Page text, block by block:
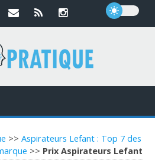
>> Aspirateurs Lefant : Top 7 des
>> Prix Aspirateurs Lefant